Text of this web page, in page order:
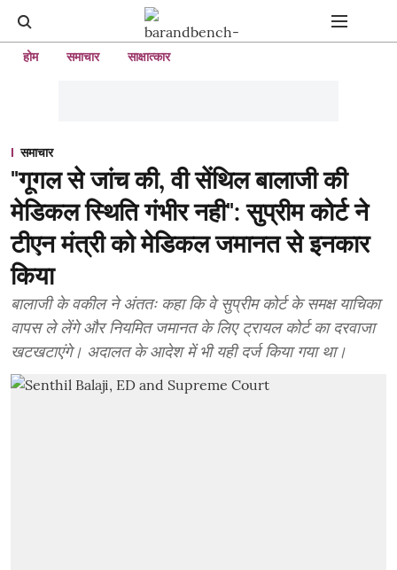
होम समाचार साक्षात्कार
समाचार
"गूगल से जांच की, वी सेंथिल बालाजी की
मेडिकल स्थिति गंभीर नही": सुप्रीम कोर्ट ने
टीएन मंत्री को मेडिकल जमानत से इनकार
किया
बालाजी के वकील ने अंततः कहा कि वे सुप्रीम कोर्ट के समक्ष याचिका
वापस ले लेंगे और नियमित जमानत के लिए ट्रायल कोर्ट का दरवाजा
खटखटाएंगे। अदालत के आदेश में भी यही दर्ज किया गया था।